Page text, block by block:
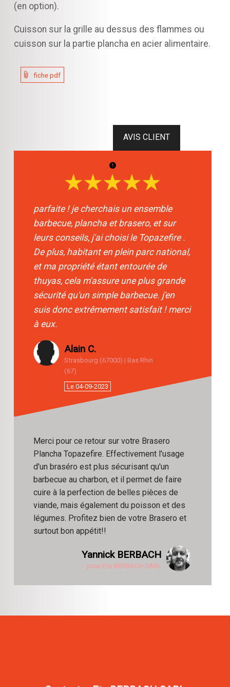
(en option).
Cuisson sur la grille au dessus des flammes ou
cuisson sur la partie plancha en acier alimentaire.
fiche pdf
parfaite ! je cherchais un ensemble
barbecue, plancha et brasero, et sur
leurs conseils, j'ai choisi le Topazefire .
De plus, habitant en plein parc national,
et ma propriété étant entourée de
thuyas, cela m'assure une plus grande
sécurité qu'un simple barbecue. j'en
suis donc extrêmement satisfait ! merci
à eux.
Alain C.
Strasbourg (67000) | Bas Rhin
(67)
Le 04-09-2023
Merci pour ce retour sur votre Brasero
Plancha Topazefire. Effectivement l'usage
d'un braséro est plus sécurisant qu'un
barbecue au charbon, et il permet de faire
cuire à la perfection de belles pièces de
viande, mais également du poisson et des
légumes. Profitez bien de votre Brasero et
surtout bon appétit!!
Yannick BERBACH
pour Ets BERBACH SARL